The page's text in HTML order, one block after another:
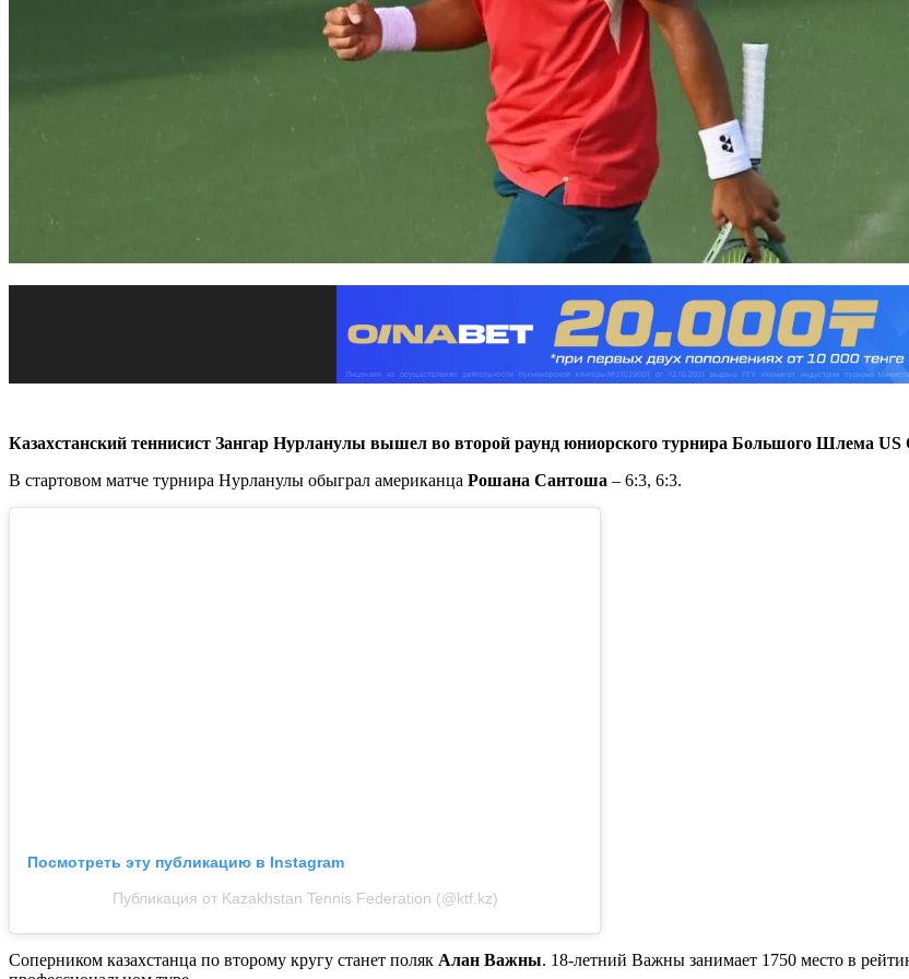
Казахстанский теннисист Зангар Нурланулы вышел во второй раунд юниорского турнира Большого Шлема US
В стартовом матче турнира Нурланулы обыграл американца Рошана Сантоша – 6:3, 6:3.
Посмотреть эту публикацию в Instagram
Публикация от Kazakhstan Tennis Federation (@ktf.kz)
Соперником казахстанца по второму кругу станет поляк Алан Важны. 18-летний Важны занимает 1750 место в